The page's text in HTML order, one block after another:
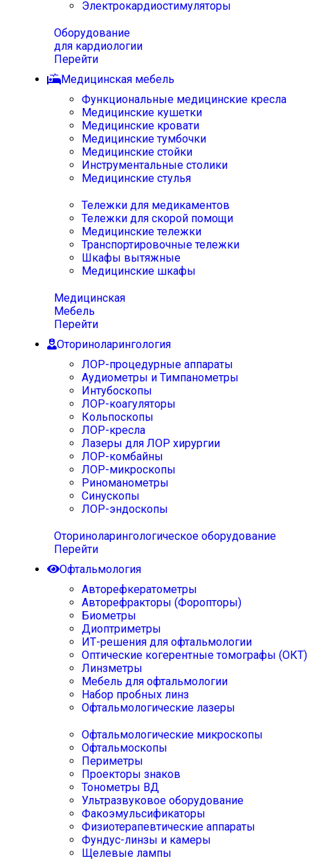
Электрокардиостимуляторы
Оборудование
для кардиологии
Перейти
Медицинская мебель
Функциональные медицинские кресла
Медицинские кушетки
Медицинские кровати
Медицинские тумбочки
Медицинские стойки
Инструментальные столики
Медицинские стулья
Тележки для медикаментов
Тележки для скорой помощи
Медицинские тележки
Транспортировочные тележки
Шкафы вытяжные
Медицинские шкафы
Медицинская
Мебель
Перейти
Оториноларингология
ЛОР-процедурные аппараты
Аудиометры и Тимпанометры
Интубоскопы
ЛОР-коагуляторы
Кольпоскопы
ЛОР-кресла
Лазеры для ЛОР хирургии
ЛОР-комбайны
ЛОР-микроскопы
Риноманометры
Синускопы
ЛОР-эндоскопы
Оториноларингологическое оборудование
Перейти
Офтальмология
Авторефкератометры
Авторефракторы (Форопторы)
Биометры
Диоптриметры
ИТ-решения для офтальмологии
Оптические когерентные томографы (ОКТ)
Линзметры
Мебель для офтальмологии
Набор пробных линз
Офтальмологические лазеры
Офтальмологические микроскопы
Офтальмоскопы
Периметры
Проекторы знаков
Тонометры ВД
Ультразвуковое оборудование
Факоэмульсификаторы
Физиотерапевтические аппараты
Фундус-линзы и камеры
Щелевые лампы